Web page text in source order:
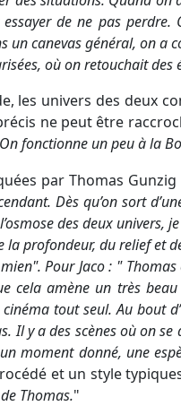
de ne pas perdre.
un canevas général, ona
où on retouchait
les univers des deux
ne peut être
fonctionne un peu à la
par Thomas Gunzig
Dès qu’on sort
des deux univers,
la profondeur, du relief et
". Pour Jaco : "Thomas
cela amène un très
tout seul. Au bout
y a des scènes où on se
moment donné, une
et un style
Thomas."